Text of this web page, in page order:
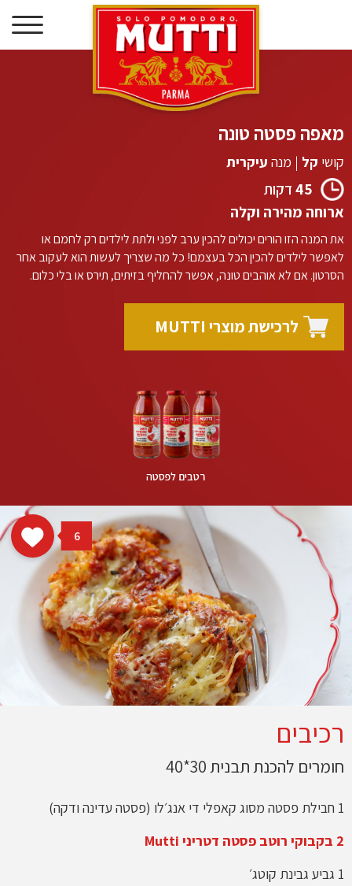
מאפה פסטה טונה
קושי קל | מנה עיקרית
45 דקות
ארוחה מהירה וקלה
את המנה הזו הורים יכולים להכין ערב לפני ולתת לילדים רק לחמם או
לאפשר לילדים להכין הכל בעצמם! כל מה שצריך לעשות הוא לעקוב אחר
הסרטון. אם לא אוהבים טונה, אפשר להחליף בזיתים, תירס או בלי כלום.
לרכישת מוצרי MUTTI
רטבים לפסטה
6
רכיבים
חומרים להכנת תבנית 30*40
1 חבילת פסטה מסוג קאפלי די אנג׳לו (פסטה עדינה ודקה)
2 בקבוקי רוטב פסטה דטריני Mutti
1 גביע גבינת קוטג׳